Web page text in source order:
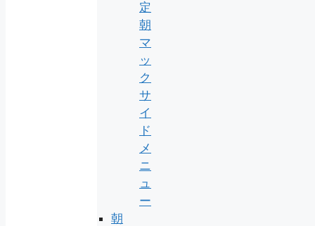
定
朝
マ
ッ
ク
サ
イ
ド
メ
ニ
ュ
ー
朝